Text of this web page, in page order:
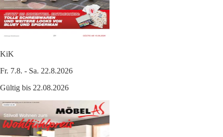
KiK
Fr. 7.8. - Sa. 22.8.2026
Gültig bis 22.08.2026